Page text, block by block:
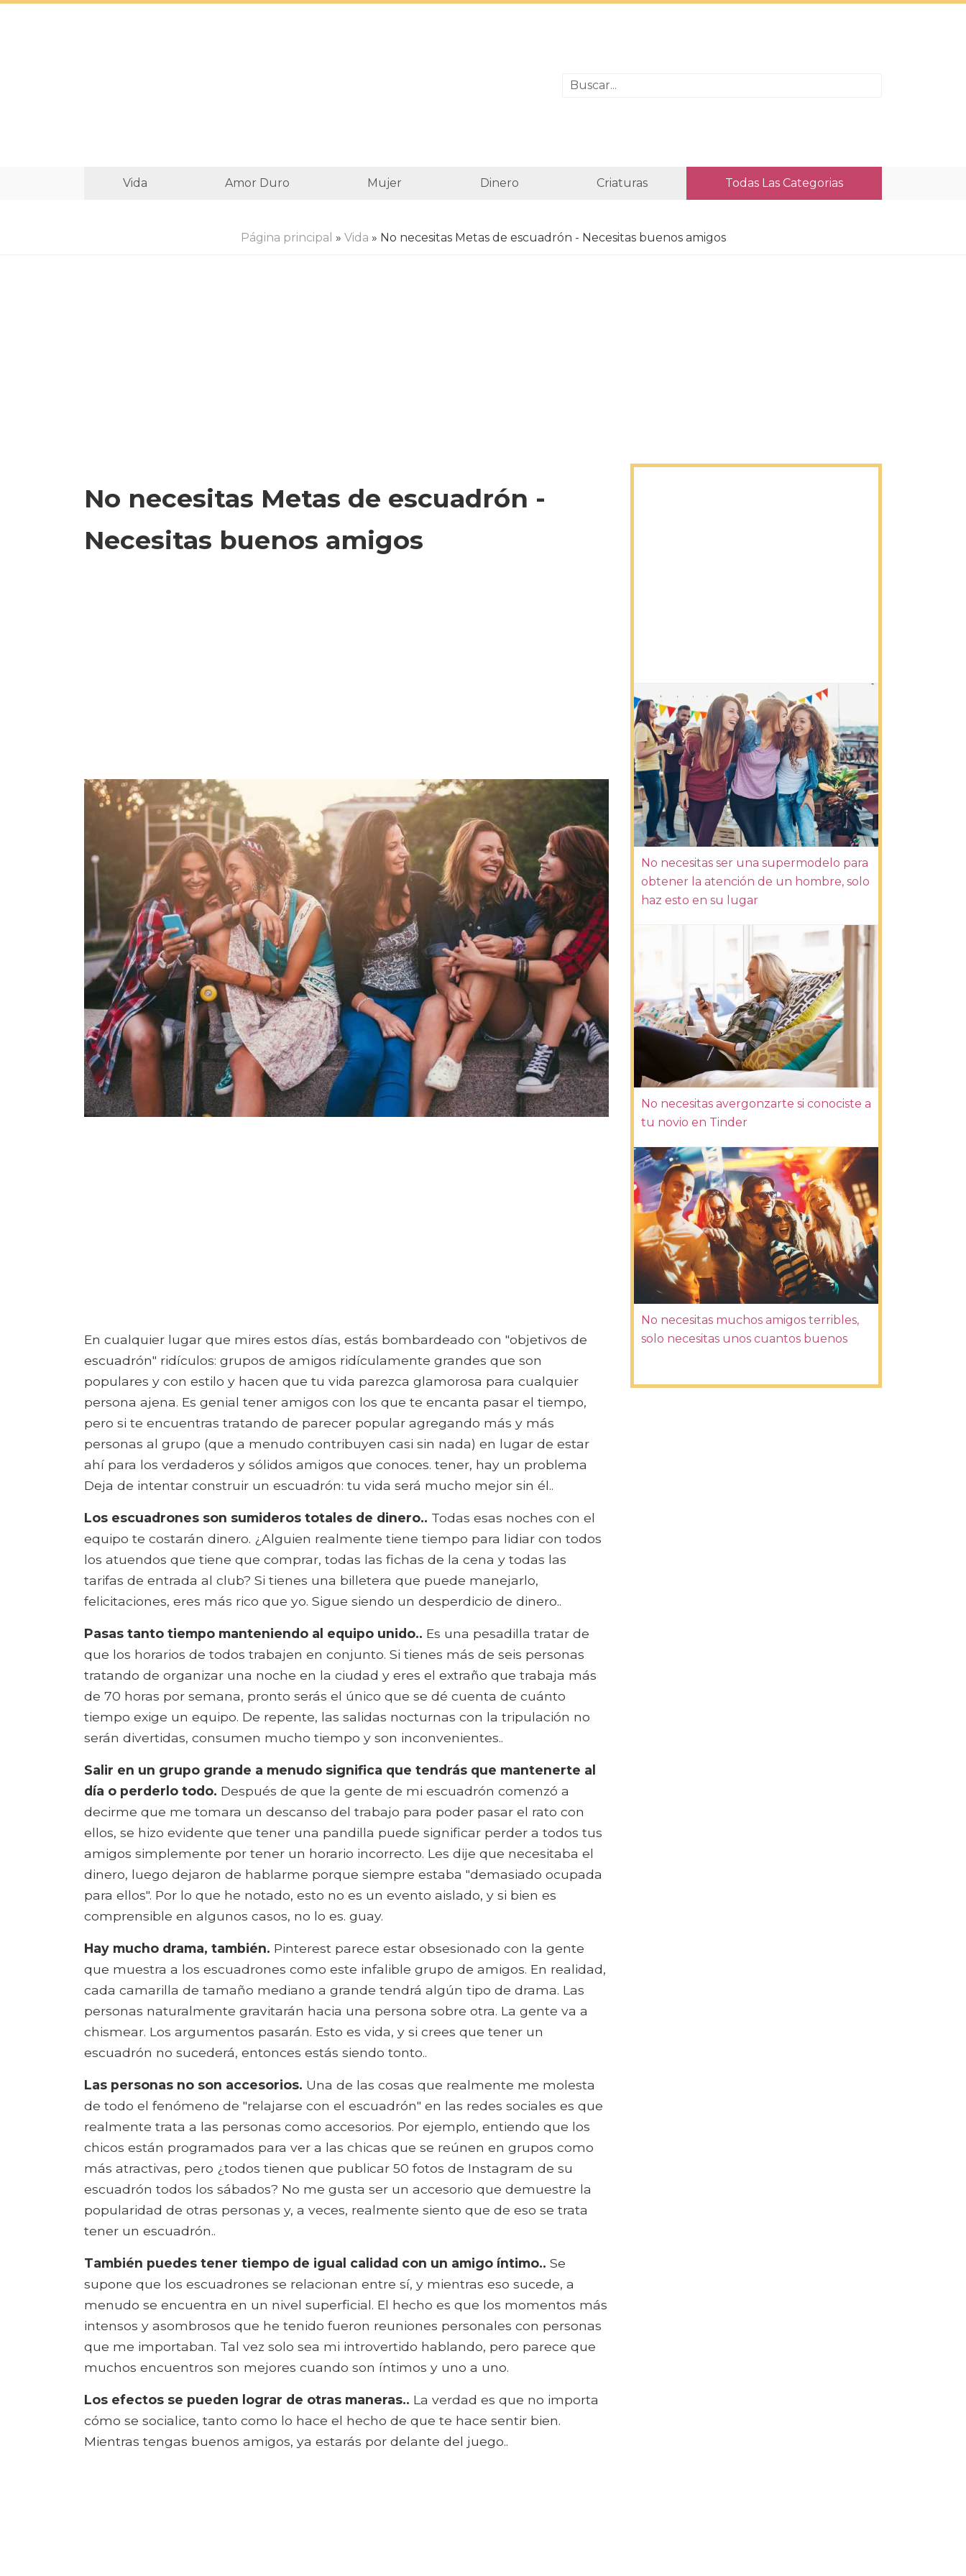
Vida Amor Duro Mujer Dinero Criaturas Todas Las Categorias
Página principal » Vida » No necesitas Metas de escuadrón - Necesitas buenos amigos
No necesitas Metas de escuadrón -
Necesitas buenos amigos
En cualquier lugar que mires estos días, estás bombardeado con "objetivos de
escuadrón" ridículos: grupos de amigos ridículamente grandes que son
populares y con estilo y hacen que tu vida parezca glamorosa para cualquier
persona ajena. Es genial tener amigos con los que te encanta pasar el tiempo,
pero si te encuentras tratando de parecer popular agregando más y más
personas al grupo (que a menudo contribuyen casi sin nada) en lugar de estar
ahí para los verdaderos y sólidos amigos que conoces. tener, hay un problema
Deja de intentar construir un escuadrón: tu vida será mucho mejor sin él..
Los escuadrones son sumideros totales de dinero.. Todas esas noches con el
equipo te costarán dinero. ¿Alguien realmente tiene tiempo para lidiar con todos
los atuendos que tiene que comprar, todas las fichas de la cena y todas las
tarifas de entrada al club? Si tienes una billetera que puede manejarlo,
felicitaciones, eres más rico que yo. Sigue siendo un desperdicio de dinero..
Pasas tanto tiempo manteniendo al equipo unido.. Es una pesadilla tratar de
que los horarios de todos trabajen en conjunto. Si tienes más de seis personas
tratando de organizar una noche en la ciudad y eres el extraño que trabaja más
de 70 horas por semana, pronto serás el único que se dé cuenta de cuánto
tiempo exige un equipo. De repente, las salidas nocturnas con la tripulación no
serán divertidas, consumen mucho tiempo y son inconvenientes..
Salir en un grupo grande a menudo significa que tendrás que mantenerte al
día o perderlo todo. Después de que la gente de mi escuadrón comenzó a
decirme que me tomara un descanso del trabajo para poder pasar el rato con
ellos, se hizo evidente que tener una pandilla puede significar perder a todos tus
amigos simplemente por tener un horario incorrecto. Les dije que necesitaba el
dinero, luego dejaron de hablarme porque siempre estaba "demasiado ocupada
para ellos". Por lo que he notado, esto no es un evento aislado, y si bien es
comprensible en algunos casos, no lo es. guay.
Hay mucho drama, también. Pinterest parece estar obsesionado con la gente
que muestra a los escuadrones como este infalible grupo de amigos. En realidad,
cada camarilla de tamaño mediano a grande tendrá algún tipo de drama. Las
personas naturalmente gravitarán hacia una persona sobre otra. La gente va a
chismear. Los argumentos pasarán. Esto es vida, y si crees que tener un
escuadrón no sucederá, entonces estás siendo tonto..
Las personas no son accesorios. Una de las cosas que realmente me molesta
de todo el fenómeno de "relajarse con el escuadrón" en las redes sociales es que
realmente trata a las personas como accesorios. Por ejemplo, entiendo que los
chicos están programados para ver a las chicas que se reúnen en grupos como
más atractivas, pero ¿todos tienen que publicar 50 fotos de Instagram de su
escuadrón todos los sábados? No me gusta ser un accesorio que demuestre la
popularidad de otras personas y, a veces, realmente siento que de eso se trata
tener un escuadrón..
También puedes tener tiempo de igual calidad con un amigo íntimo.. Se
supone que los escuadrones se relacionan entre sí, y mientras eso sucede, a
menudo se encuentra en un nivel superficial. El hecho es que los momentos más
intensos y asombrosos que he tenido fueron reuniones personales con personas
que me importaban. Tal vez solo sea mi introvertido hablando, pero parece que
muchos encuentros son mejores cuando son íntimos y uno a uno.
Los efectos se pueden lograr de otras maneras.. La verdad es que no importa
cómo se socialice, tanto como lo hace el hecho de que te hace sentir bien.
Mientras tengas buenos amigos, ya estarás por delante del juego..
No necesitas ser una supermodelo para
obtener la atención de un hombre, solo
haz esto en su lugar
No necesitas avergonzarte si conociste a
tu novio en Tinder
No necesitas muchos amigos terribles,
solo necesitas unos cuantos buenos